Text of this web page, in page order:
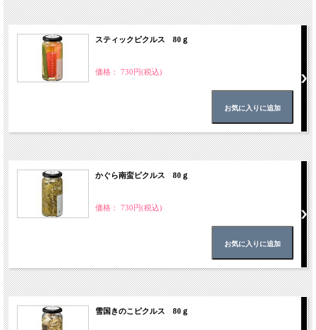
スティックピクルス 80ｇ
価格： 730円(税込)
かぐら南蛮ピクルス 80ｇ
価格： 730円(税込)
雪国きのこピクルス 80ｇ